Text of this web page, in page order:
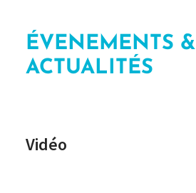
ÉVENEMENTS &
ACTUALITÉS
Vidéo